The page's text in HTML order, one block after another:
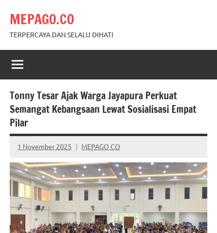
content
MEPAGO.CO
TERPERCAYA DAN SELALU DIHATI
Tonny Tesar Ajak Warga Jayapura Perkuat
Semangat Kebangsaan Lewat Sosialisasi Empat
Pilar
1 November 2025 MEPAGO CO
No
comments